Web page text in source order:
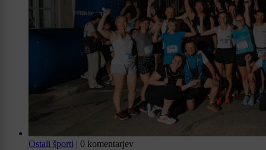
Ostali športi | 0 komentarjev